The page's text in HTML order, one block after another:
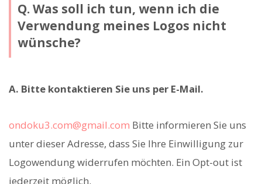
Q. Was soll ich tun, wenn ich die
Verwendung meines Logos nicht
wünsche?
A. Bitte kontaktieren Sie uns per E-Mail.
ondoku3.com@gmail.com Bitte informieren Sie uns
unter dieser Adresse, dass Sie Ihre Einwilligung zur
Logowendung widerrufen möchten. Ein Opt-out ist
jederzeit möglich.